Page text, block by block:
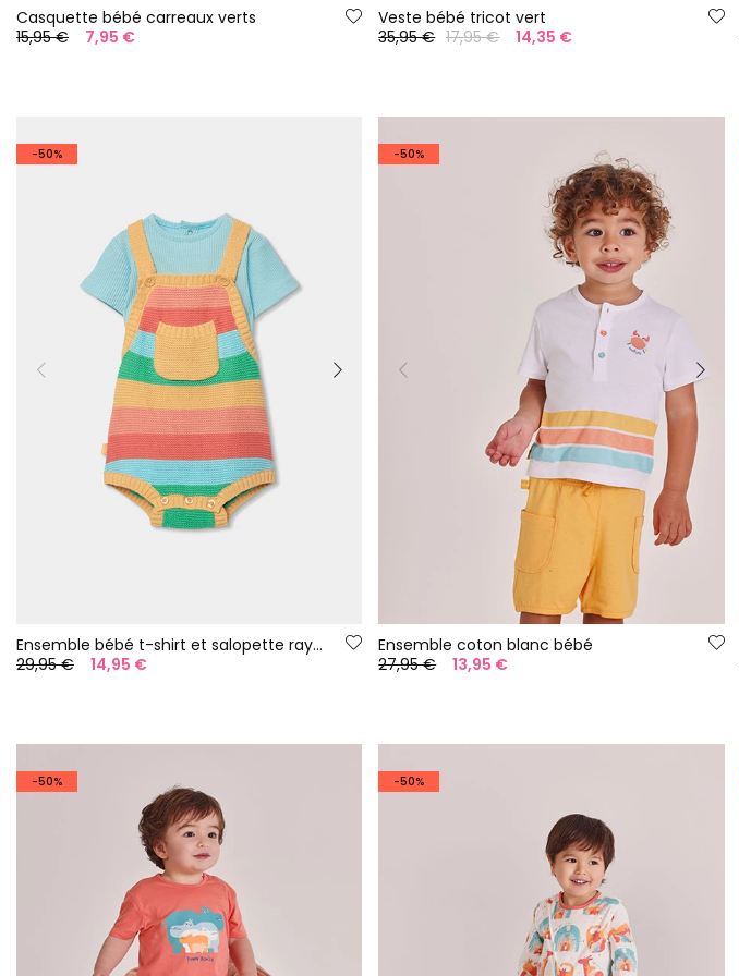
Casquette bébé carreaux verts
15,95 €
7,95 €
Veste bébé tricot vert
35,95 € 17,95 € 14,35 €
-50%
Ensemble bébé t-shirt et salopette rayures multicolore
29,95 €
14,95 €
-50%
Ensemble coton blanc bébé
27,95 €
13,95 €
-50% -50%